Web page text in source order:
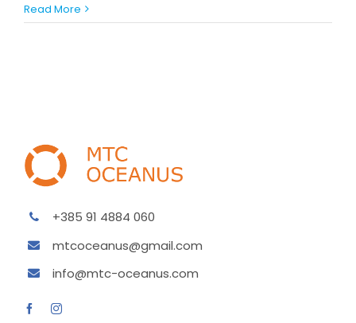
Read More
+385 91 4884 060
mtcoceanus@gmail.com
info@mtc-oceanus.com